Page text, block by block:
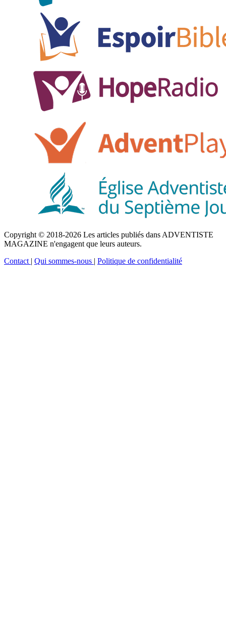
Copyright © 2018-2026 Les articles publiés dans ADVENTISTE
MAGAZINE n'engagent que leurs auteurs.
Contact | Qui sommes-nous | Politique de confidentialité